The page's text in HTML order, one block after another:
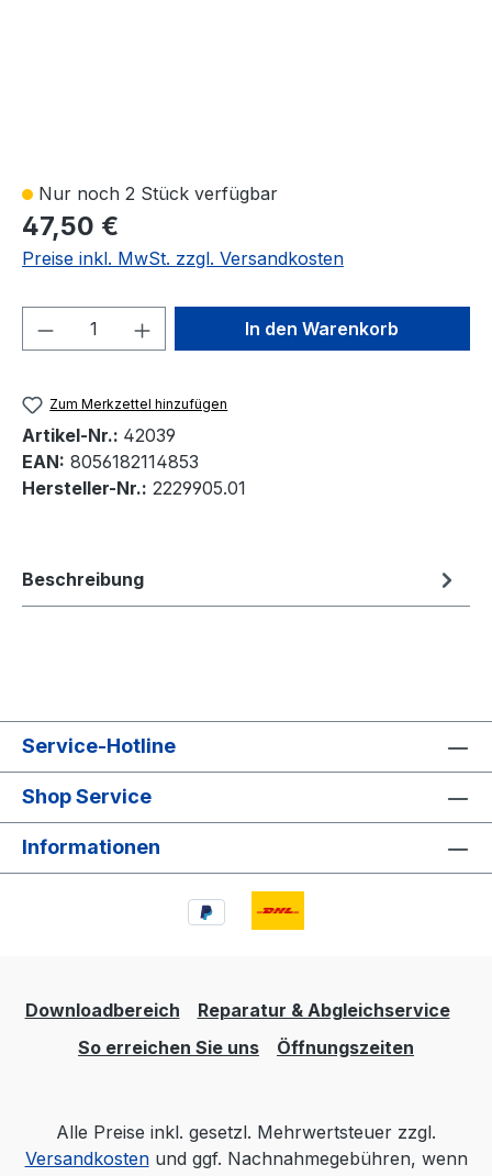
Nur noch 2 Stück verfügbar
47,50 €
Preise inkl. MwSt. zzgl. Versandkosten
Produkt Anzahl: Gib denIn den Warenkorb
Zum Merkzettel hinzufügen
Artikel-Nr.: 42039
EAN: 8056182114853
Hersteller-Nr.: 2229905.01
Beschreibung
Service-Hotline
Shop Service
Informationen
Downloadbereich
Reparatur & Abgleichservice
So erreichen Sie uns
Öffnungszeiten
Alle Preise inkl. gesetzl. Mehrwertsteuer zzgl.
Versandkostenund ggf. Nachnahmegebühren, wenn